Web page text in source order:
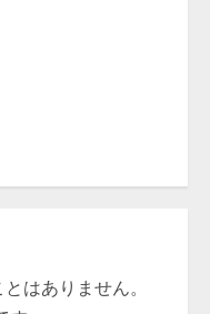
はありません。